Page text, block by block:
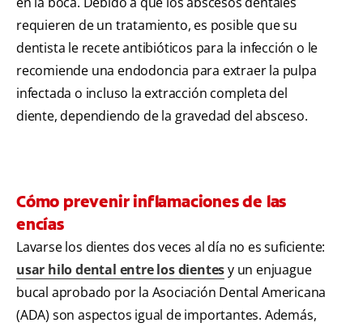
requieren de un tratamiento, es posible que su
dentista le recete antibióticos para la infección o le
recomiende una endodoncia para extraer la pulpa
infectada o incluso la extracción completa del
diente, dependiendo de la gravedad del absceso.
Cómo prevenir inflamaciones de las
encías
Lavarse los dientes dos veces al día no es suficiente:
usar hilo dental entre los dientesy un enjuague
bucal aprobado por la Asociación Dental Americana
(ADA) son aspectos igual de importantes. Además,